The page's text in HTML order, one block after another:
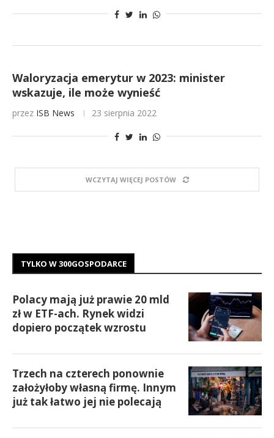
Waloryzacja emerytur w 2023: minister
wskazuje, ile może wynieść
przez ISB News 23 sierpnia 2022
WCZYTAJ WIĘCEJ POSTÓW
TYLKO W 300GOSPODARCE
Polacy mają już prawie 20 mld
zł w ETF-ach. Rynek widzi
dopiero początek wzrostu
Trzech na czterech ponownie
założyłoby własną firmę. Innym
już tak łatwo jej nie polecają